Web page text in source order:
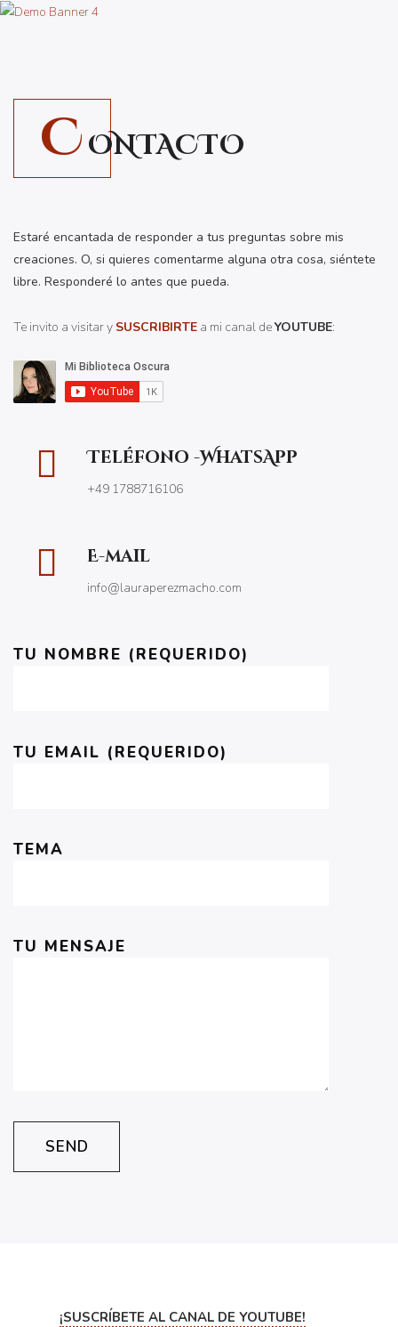
C ONTACTO
Estaré encantada de responder a tus preguntas sobre mis
creaciones. O, si quieres comentarme alguna otra cosa, siéntete
libre. Responderé lo antes que pueda.
Te invito a visitar y SUSCRIBIRTE a mi canal deYOUTUBE:
Teléfono -WhatsApp
+49 1788716106
E-mail
info@lauraperezmacho.com
TU NOMBRE (REQUERIDO)
TU EMAIL (REQUERIDO)
TEMA
TU MENSAJE
¡SUSCRÍBETE AL CANAL DE YOUTUBE!